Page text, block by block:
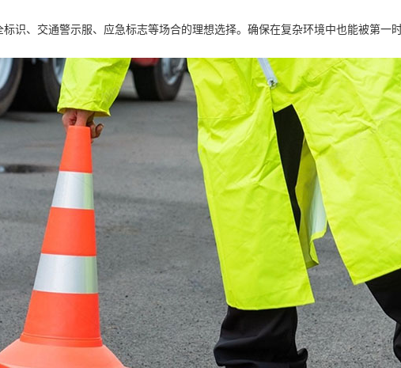
识、交通警示服、应急标志等场合的理想选择。确保在复杂环境中也能被第一时